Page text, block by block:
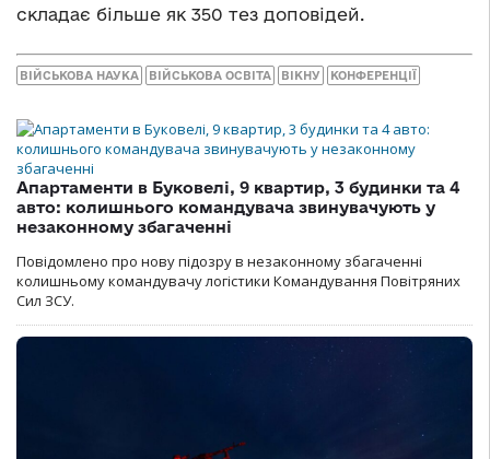
складає більше як 350 тез доповідей.
ВІЙСЬКОВА НАУКА ВІЙСЬКОВА ОСВІТА ВІКНУ КОНФЕРЕНЦІЇ
Апартаменти в Буковелі, 9 квартир, 3 будинки та 4
авто: колишнього командувача звинувачують у
незаконному збагаченні
Повідомлено про нову підозру в незаконному збагаченні
колишньому командувачу логістики Командування Повітряних
Сил ЗСУ.